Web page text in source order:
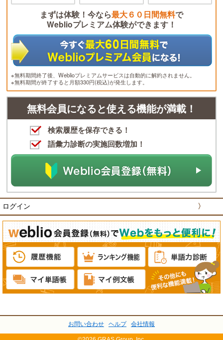
まずは体験！今なら最大６０日間無料で
Weblioプレミアム体験ができます！
※無料期間終了後、Weblioプレミアムサービスは自動的に解約されません。
※無料期間が終了すると月額330円(税込)が発生します。
無料会員になると使える機能が満載！
検索履歴を保存できる！
語彙力診断の実施回数増加！
ログイン 〉
お問い合わせ ヘルプ 会社情報